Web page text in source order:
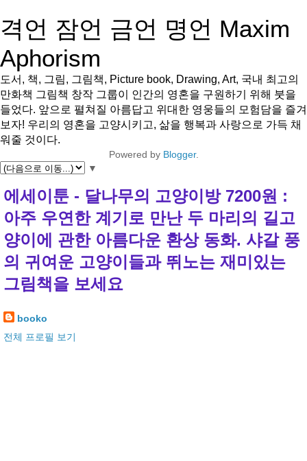
격언 잠언 금언 명언 Maxim
Aphorism
도서, 책, 그림, 그림책, Picture book, Drawing, Art, 국내 최고의
만화책 그림책 창작 그룹이 인간의 영혼을 구원하기 위해 붓을
들었다. 앞으로 펼쳐질 아름답고 위대한 영웅들의 모험담을 즐겨
보자! 우리의 영혼을 고양시키고, 삶을 행복과 사랑으로 가득 채
워줄 것이다.
Powered by Blogger.
▼
에세이툰 - 달나무의 고양이방 7200원 :
아주 우연한 계기로 만난 두 마리의 길고
양이에 관한 아름다운 환상 동화. 샤갈 풍
의 귀여운 고양이들과 뛰노는 재미있는
그림책을 보세요
booko
전체 프로필 보기